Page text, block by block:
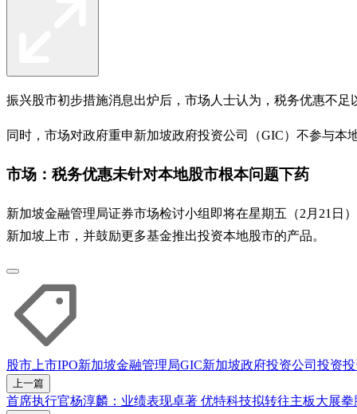
振兴股市初步措施消息出炉后，市场人士认为，税务优惠不
同时，市场对政府重申新加坡政府投资公司（GIC）不参与本
市场：税务优惠未针对本地股市根本问题下药
新加坡金融管理局证券市场检讨小组即将在星期五（2月21日
新加坡上市，并鼓励更多基金推出投资本地股市的产品。
股市 上市IPO新加坡金融管理局GIC新加坡政府投资公司 投资
上一篇
首席执行官杨淳麟：业绩表现卓著 优特科技拟转往主板大展拳